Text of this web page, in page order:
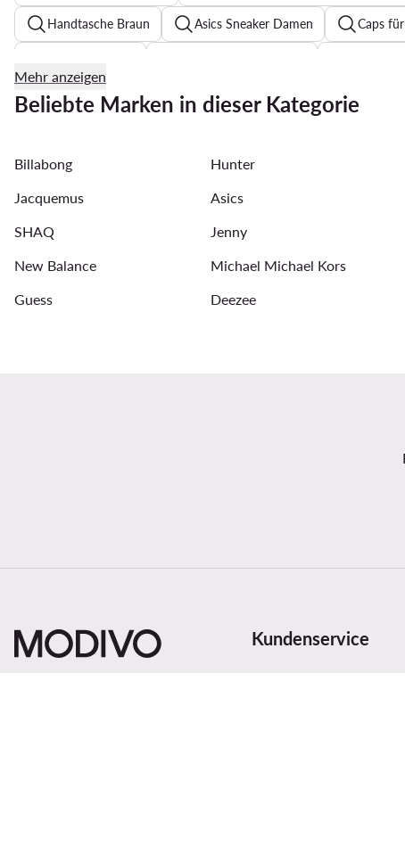
Handtasche Braun Asics Sneaker Damen Caps
Festkleider mit Blumenmuster für Hochzeit Reebok
Sonnenbrillen für Damen Guess Schuhe Damen
Mehr anzeigen
Beliebte Marken in dieser Kategorie
Billabong Hunter
Jacquemus
Asics
SHAQ
Jenny
New Balance
Michael Michael Kors
Guess
Deezee
Kundenservice